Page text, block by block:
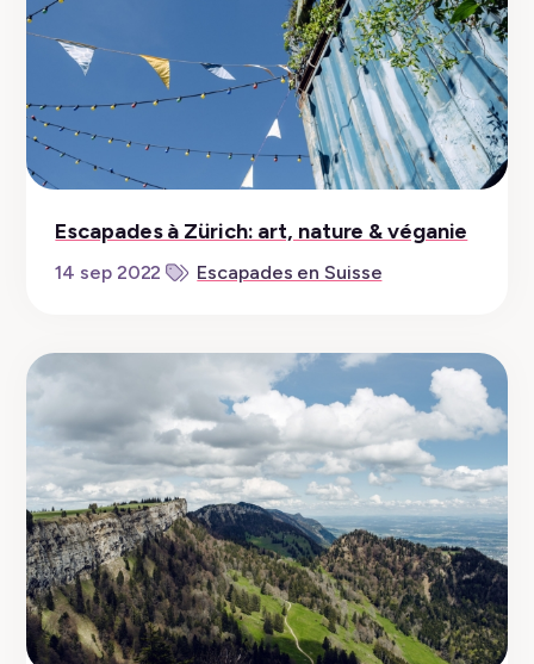
Escapades à Zürich: art, nature & véganie
14 sep 2022 Escapades en Suisse